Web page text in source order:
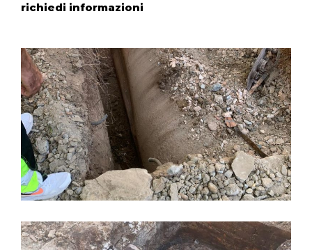
richiedi informazioni